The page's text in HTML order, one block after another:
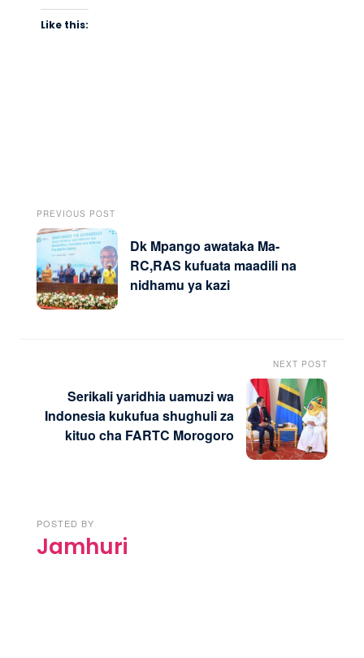
Like this:
PREVIOUS POST
Dk Mpango awataka Ma-
RC,RAS kufuata maadili na
nidhamu ya kazi
NEXT POST
Serikali yaridhia uamuzi wa
Indonesia kukufua shughuli za
kituo cha FARTC Morogoro
POSTED BY
Jamhuri